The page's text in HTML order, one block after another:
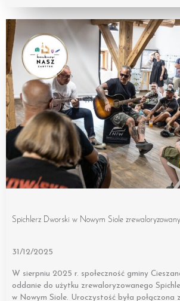
Spichlerz Dworski w Nowym Siole zrewaloryzowany
31/12/2025
W sierpniu 2025 r. społeczność gminy
oddanie do użytku zrewaloryzowanego
w Nowym Siole. Uroczystość była połączona